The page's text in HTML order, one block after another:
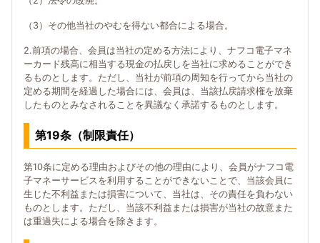
（3）その他当社のやむを得ない都合による場合。
2.前項の場合、会員は当社の定める方法により、ナフコ電子マネ
ーカード残高に相当する現金の払戻しを当社に求めることができ
るものとします。ただし、当社が前項の周知を行ってから当社の
定める期間を経過した場合には、会員は、当該払戻請求権を放棄
したものとみなされることを異議なく承諾するものとします。
第19条（制限責任）
第10条に定める理由およびその他の理由により、会員がナフコ電
子マネーサービスを利用することができないことで、当該会員に
生じた不利益または損害について、当社は、その責任を負わない
ものとします。ただし、当該不利益または損害が当社の故意また
は重過失による場合を除きます。